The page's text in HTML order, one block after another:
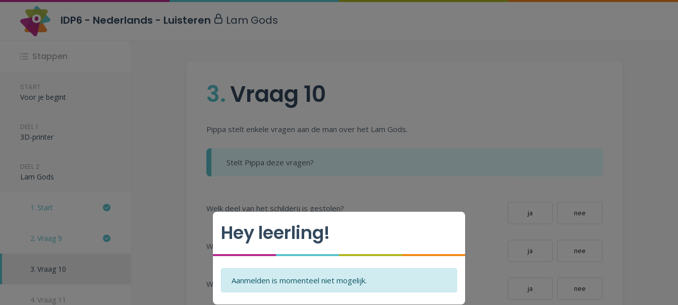
Stappen
START
Voor je begint
DEEL 1
3D-printer
DEEL 2
Lam Gods
1. Start
2. Vraag 9
3. Vraag 10
4. Vraag 11
3.Vraag 10
Pippa stelt enkele vragen aan de man over het Lam Gods.
Stelt Pippa deze vragen?
Welk deel van het schilderij is gestolen? ja nee
Waarom toon je een foto van het schilderij? ja nee
Waarom stelen ze het schilderij? ja nee
IDP6 - Nederlands - Luisteren Lam Gods
Hey leerling!
Aanmelden is momenteel niet mogelijk.